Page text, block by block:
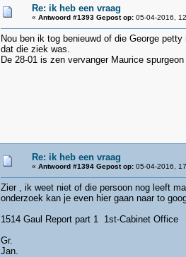
Re: ik heb een vraag
« Antwoord #1393 Gepost op:05-04-2016,
Nou ben ik tog benieuwd of die George
dat die ziek was.
De 28-01 is zen vervanger Maurice
Re: ik heb een vraag
« Antwoord #1394 Gepost op:05-04-2016,
Zier , ik weet niet of die persoon nog leeft
onderzoek kan je even hier gaan naar to
1514 Gaul Report part 1 1st-Cabinet Office
Gr.
Jan.